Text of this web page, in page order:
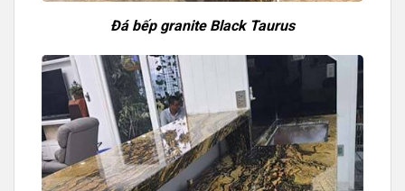
Đá bếp granite Black Taurus